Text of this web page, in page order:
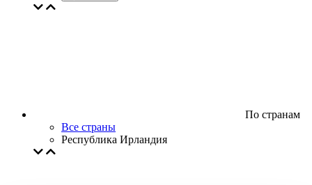
По странам
Все страны
Республика Ирландия